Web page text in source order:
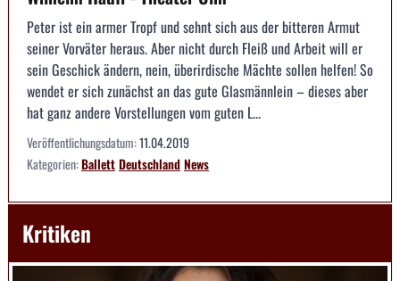
Peter ist ein armer Tropf und sehnt sich aus der bitteren Armut
seiner Vorväter heraus. Aber nicht durch Fleiß und Arbeit will er
sein Geschick ändern, nein, überirdische Mächte sollen helfen! So
wendet er sich zunächst an das gute Glasmännlein – dieses aber
hat ganz andere Vorstellungen vom guten L...
Veröffentlichungsdatum:11.04.2019
Kategorien:BallettDeutschlandNews
Kritiken